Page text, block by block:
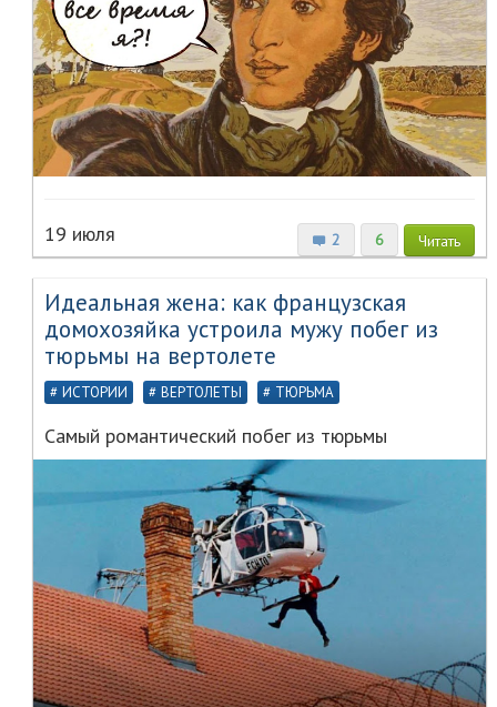
2 6 Читать
19 июля
Идеальная жена: как французская
домохозяйка устроила мужу побег из
тюрьмы на вертолете
ИСТОРИИ ВЕРТОЛЕТЫ ТЮРЬМА
Самый романтический побег из тюрьмы